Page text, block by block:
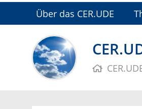
Über das CER.UDE